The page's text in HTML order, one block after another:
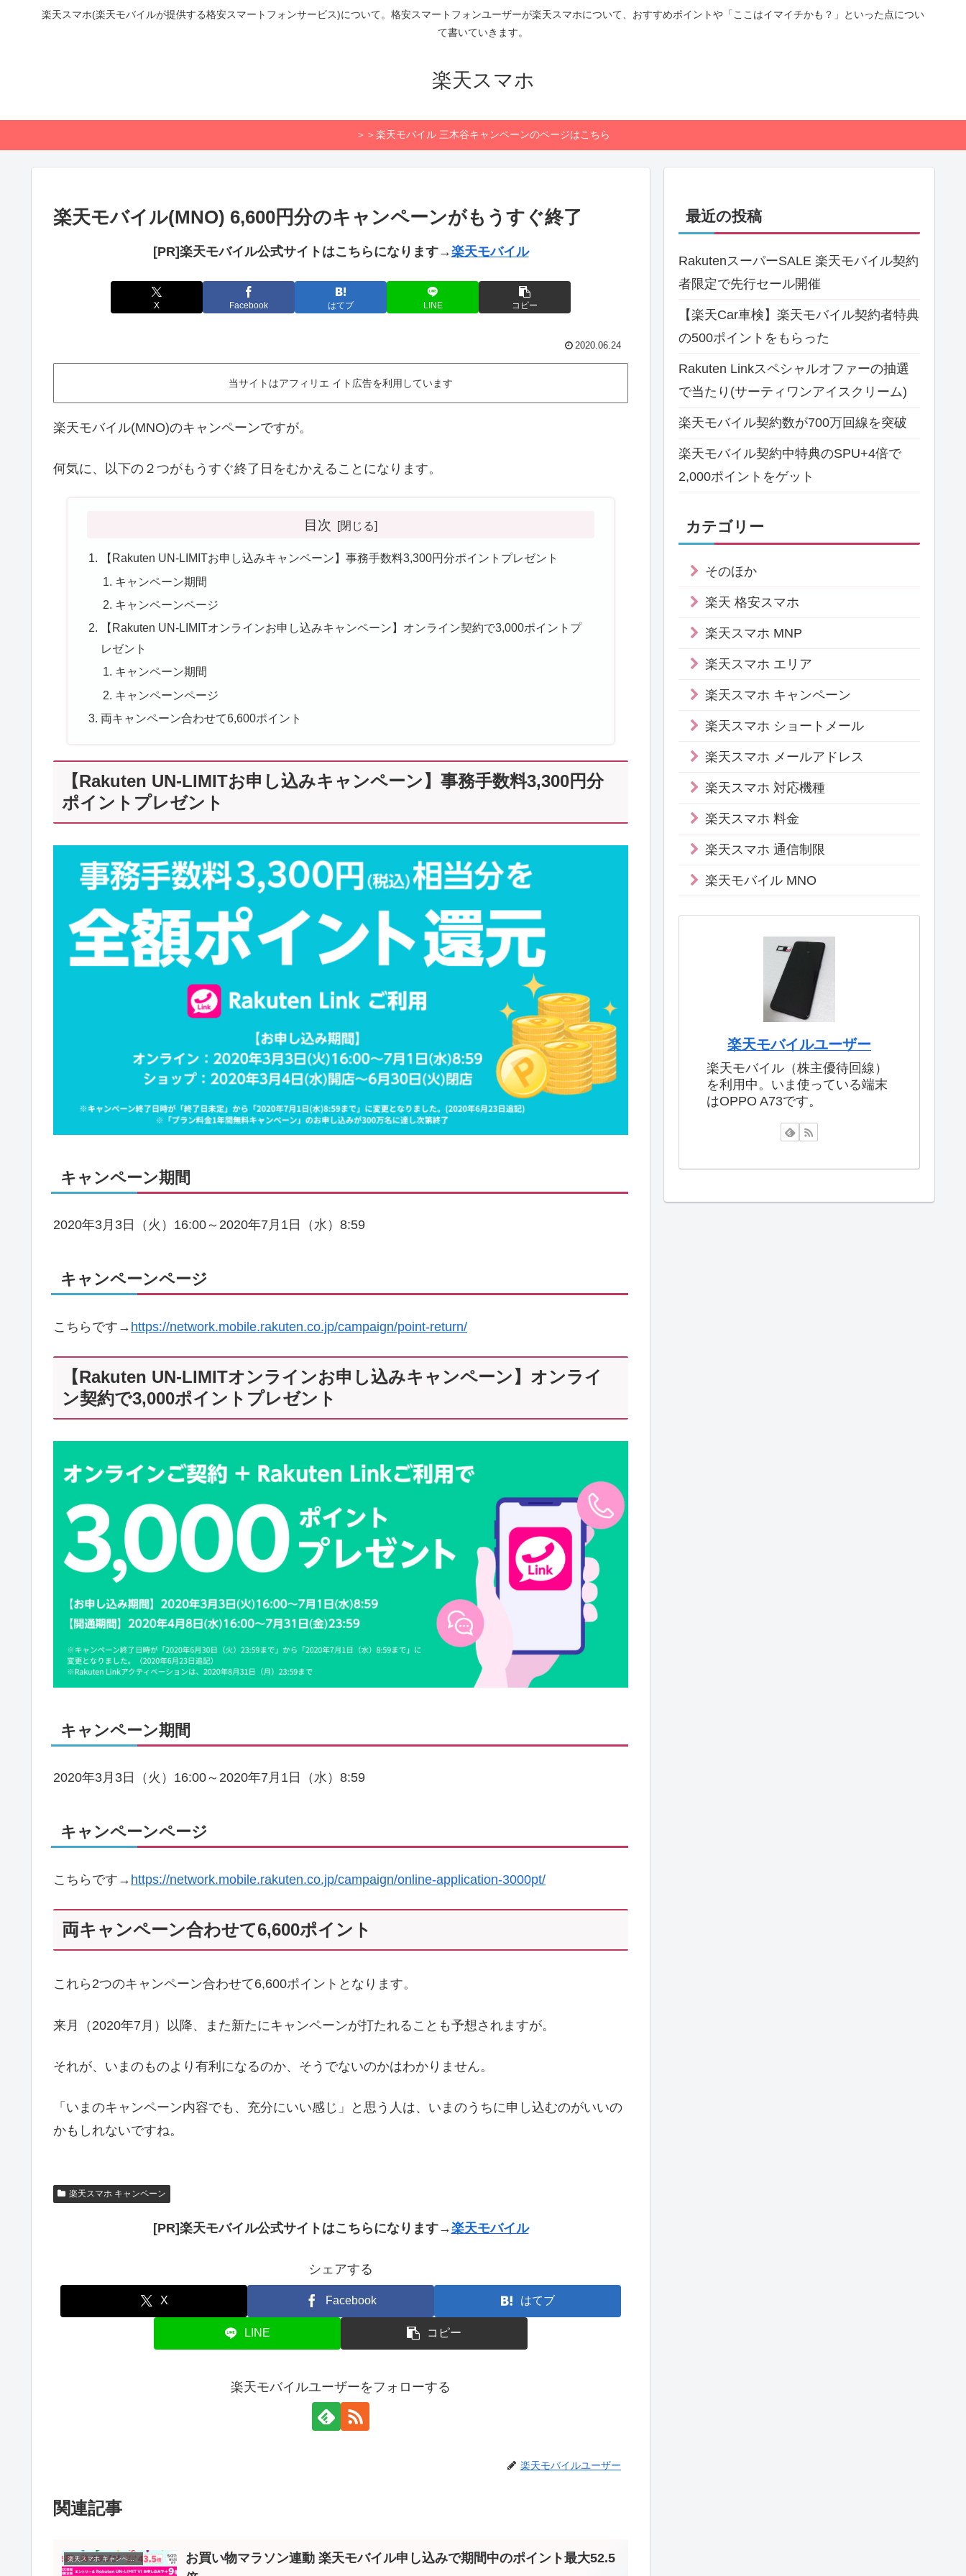
楽天スマホ(楽天モバイルが提供する格安スマートフォンサービス)について。格安スマートフォンユーザーが楽天スマホについて、おすすめポイントや「ここはイマイチかも？」といった点につい
て書いていきます。
楽天スマホ
＞＞楽天モバイル 三木谷キャンペーンのページはこちら
楽天モバイル(MNO) 6,600円分のキャンペーンがもうすぐ終了
[PR]楽天モバイル公式サイトはこちらになります→楽天モバイル
X Facebook はてブ LINE コピー
2020.06.24
当サイトはアフィリエ イト広告を利用しています
楽天モバイル(MNO)のキャンペーンですが。
何気に、以下の２つがもうすぐ終了日をむかえることになります。
目次
【Rakuten UN-LIMITお申し込みキャンペーン】事務手数料3,300円分ポイントプレゼント
キャンペーン期間
キャンペーンページ
【Rakuten UN-LIMITオンラインお申し込みキャンペーン】オンライン契約で3,000ポイントプ
レゼント
キャンペーン期間
キャンペーンページ
両キャンペーン合わせて6,600ポイント
【Rakuten UN-LIMITお申し込みキャンペーン】事務手数料3,300円分
ポイントプレゼント
キャンペーン期間
2020年3月3日（火）16:00～2020年7月1日（水）8:59
キャンペーンページ
こちらです→ https://network.mobile.rakuten.co.jp/campaign/point-return/
【Rakuten UN-LIMITオンラインお申し込みキャンペーン】オンライ
ン契約で3,000ポイントプレゼント
キャンペーン期間
2020年3月3日（火）16:00～2020年7月1日（水）8:59
キャンペーンページ
こちらです→ https://network.mobile.rakuten.co.jp/campaign/online-application-3000pt/
両キャンペーン合わせて6,600ポイント
これら2つのキャンペーン合わせて6,600ポイントとなります。
来月（2020年7月）以降、また新たにキャンペーンが打たれることも予想されますが。
それが、いまのものより有利になるのか、そうでないのかはわかりません。
「いまのキャンペーン内容でも、充分にいい感じ」と思う人は、いまのうちに申し込むのがいいの
かもしれないですね。
楽天スマホ キャンペーン
[PR]楽天モバイル公式サイトはこちらになります→楽天モバイル
シェアする
X Facebook はてブ
LINE コピー
楽天モバイルユーザーをフォローする
楽天モバイルユーザー
関連記事
楽天スマホ キャンペーン
お買い物マラソン連動 楽天モバイル申し込みで期間中のポイント最大52.5
最近の投稿
RakutenスーパーSALE 楽天モバイル契約
者限定で先行セール開催
【楽天Car車検】楽天モバイル契約者特典
の500ポイントをもらった
Rakuten Linkスペシャルオファーの抽選
で当たり(サーティワンアイスクリーム)
楽天モバイル契約数が700万回線を突破
楽天モバイル契約中特典のSPU+4倍で
2,000ポイントをゲット
カテゴリー
そのほか
楽天 格安スマホ
楽天スマホ MNP
楽天スマホ エリア
楽天スマホ キャンペーン
楽天スマホ ショートメール
楽天スマホ メールアドレス
楽天スマホ 対応機種
楽天スマホ 料金
楽天スマホ 通信制限
楽天モバイル MNO
楽天モバイルユーザー
楽天モバイル（株主優待回線）
を利用中。いま使っている端末
はOPPO A73です。